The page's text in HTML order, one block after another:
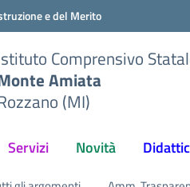
e del Merito
Comprensivo
Amiata
(MI)
Servizi Novità